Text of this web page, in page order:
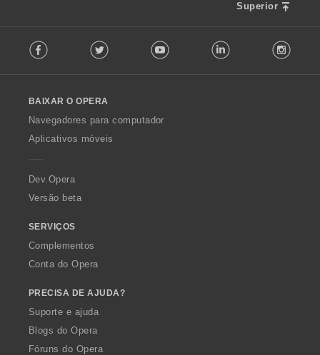
Superior
o
w
O
p
a
Facebook Twitter Youtube LinkedIn
BAIXAR O OPERA
Navegadores para computador
Aplicativos móveis
Dev.Opera
Versão beta
SERVIÇOS
Complementos
Conta do Opera
PRECISA DE AJUDA?
Suporte e ajuda
Blogs do Opera
Fóruns do Opera